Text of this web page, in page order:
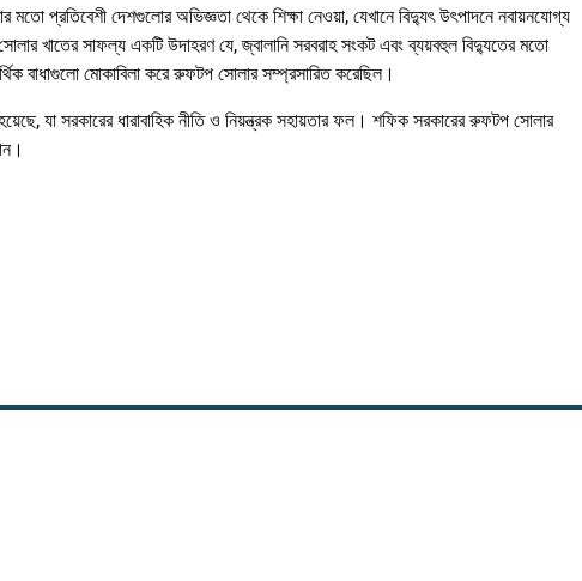
মতো প্রতিবেশী দেশগুলোর অভিজ্ঞতা থেকে শিক্ষা নেওয়া, যেখানে বিদ্যুৎ উৎপাদনে নবায়নযোগ্য
খাতের সাফল্য একটি উদাহরণ যে, জ্বালানি সরবরাহ সংকট এবং ব্যয়বহুল বিদ্যুতের মতো
বাধাগুলো মোকাবিলা করে রুফটপ সোলার সম্প্রসারিত করেছিল।
যা সরকারের ধারাবাহিক নীতি ও নিয়ন্ত্রক সহায়তার ফল। শফিক সরকারের রুফটপ সোলার